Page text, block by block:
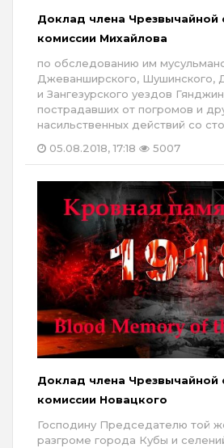
Доклад члена Чрезвычайной
комиссии Михайлова
по обследованию им
Джеванширского, Шушинского,
и Зангезурского уездов
пострадавших от погромов и
насильственных действий со
05.08.2018, 17:18
5007
Доклад члена Чрезвычайной
комиссии Новацкого
Господину Председателю той
разгроме города Кубы и